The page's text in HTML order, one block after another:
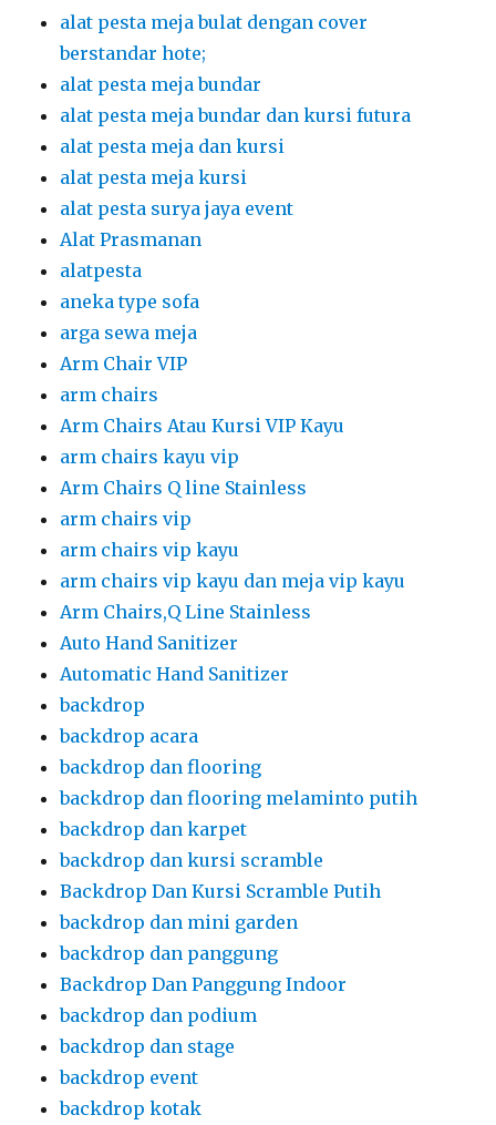
alat pesta meja bulat dengan cover
berstandar hote;
alat pesta meja bundar
alat pesta meja bundar dan kursi futura
alat pesta meja dan kursi
alat pesta meja kursi
alat pesta surya jaya event
Alat Prasmanan
alatpesta
aneka type sofa
arga sewa meja
Arm Chair VIP
arm chairs
Arm Chairs Atau Kursi VIP Kayu
arm chairs kayu vip
Arm Chairs Q line Stainless
arm chairs vip
arm chairs vip kayu
arm chairs vip kayu dan meja vip kayu
Arm Chairs,Q Line Stainless
Auto Hand Sanitizer
Automatic Hand Sanitizer
backdrop
backdrop acara
backdrop dan flooring
backdrop dan flooring melaminto putih
backdrop dan karpet
backdrop dan kursi scramble
Backdrop Dan Kursi Scramble Putih
backdrop dan mini garden
backdrop dan panggung
Backdrop Dan Panggung Indoor
backdrop dan podium
backdrop dan stage
backdrop event
backdrop kotak